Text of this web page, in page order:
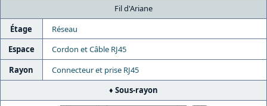
Fil d'Ariane
Étage
Réseau
Espace
Cordon et Câble RJ45
Rayon
Connecteur et prise RJ45
Sous-rayon